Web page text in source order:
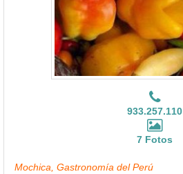
933.257.110
7 Fotos
Mochica, Gastronomía del Perú